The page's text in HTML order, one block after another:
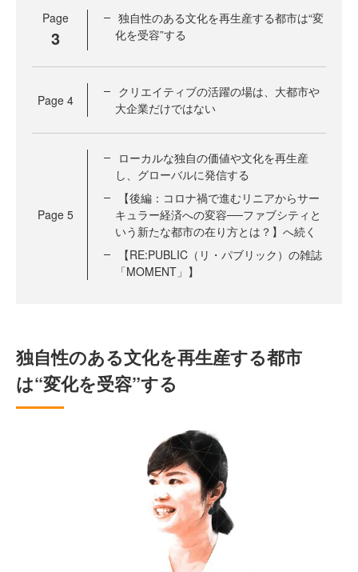
Page
3
独自性のある文化を再生産する都市は“変
化を受容”する
Page 4
クリエイティブの活躍の場は、大都市や
大企業だけではない
Page 5
ローカルな独自の価値や文化を再生産
し、グローバルに発信する
【後編：コロナ禍で進むリニアからサー
キュラー経済への変容──ファブシティと
いう新たな都市の在り方とは？】へ続く
【RE:PUBLIC（リ・パブリック）の雑誌
「MOMENT」】
独自性のある文化を再生産する都市
は“変化を受容”する